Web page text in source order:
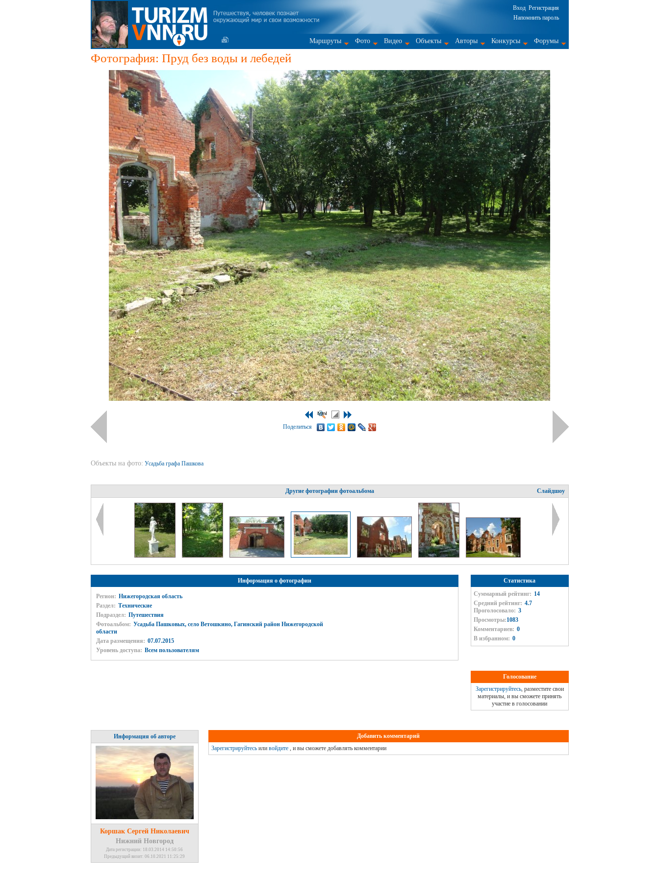
Вход Регистрация
Напомнить пароль
Маршруты Фото Видео Объекты Авторы Конкурсы Форумы
Фотография: Пруд без воды и лебедей
Поделиться
Объекты на фото: Усадьба графа Пашкова
Другие фотографии фотоальбома Слайдшоу
Информация о фотографии
Регион: Нижегородская область
Раздел: Технические
Подраздел: Путешествия
Фотоальбом: Усадьба Пашковых, село Ветошкино, Гагинский район Нижегородской
области
Дата размещения: 07.07.2015
Уровень доступа: Всем пользователям
Статистика
Суммарный рейтинг: 14
Средний рейтинг: 4.7
Проголосовало: 3
Просмотры:1083
Комментариев: 0
В избранном: 0
Голосование
Зарегистрируйтесь, разместите свои
материалы, и вы сможете принять
участие в голосовании
Информация об авторе
Коршак Сергей Николаевич
Нижний Новгород
Дата регистрации: 18.03.2014 14:50:56
Предыдущий визит: 06.10.2021 11:25:29
Добавить комментарий
Зарегистрируйтесьили войдите, и вы сможете добавлять комментарии